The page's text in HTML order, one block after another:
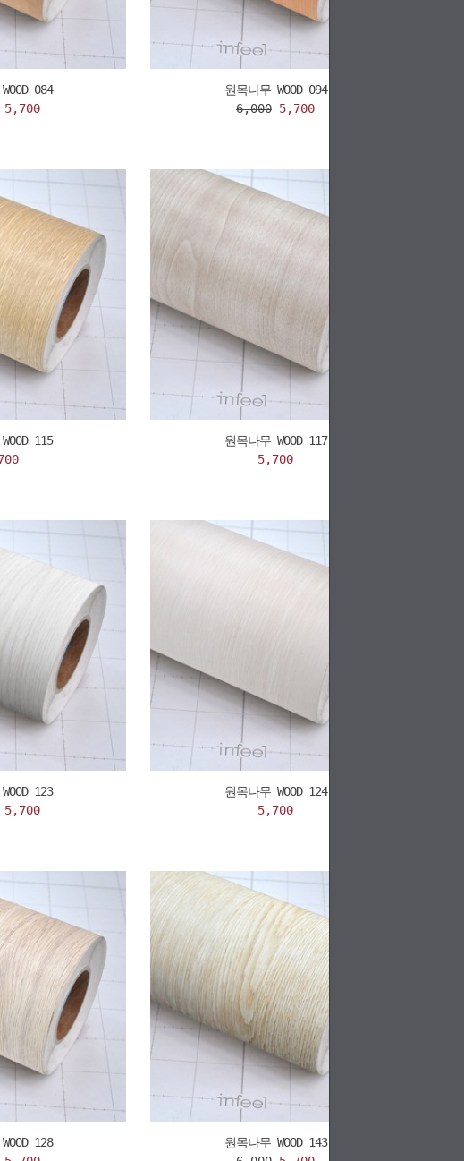
084
5,700
원목나무 WOOD 094
6,000 5,700
115
원목나무 WOOD 117
5,700
123
5,700
원목나무 WOOD 124
5,700
128
원목나무 WOOD 143